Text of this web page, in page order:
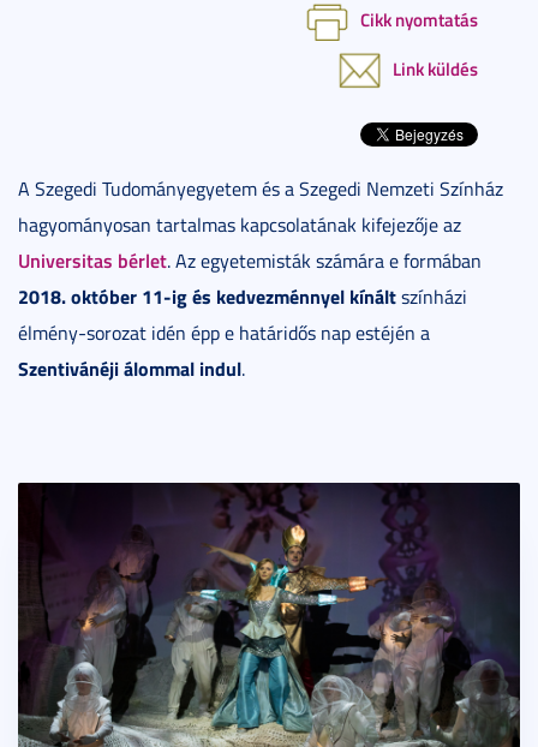
Cikk nyomtatás
Link küldés
A Szegedi Tudományegyetem és a Szegedi Nemzeti Színház
hagyományosan tartalmas kapcsolatának kifejezője az
Universitas bérlet. Az egyetemisták számára e formában
2018. október 11-ig és kedvezménnyel kínáltszínházi
élmény-sorozat idén épp e határidős nap estéjén a
Szentivánéji álommal indul.